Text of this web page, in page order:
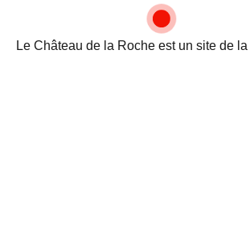
Le Château de la Roche est un site de la